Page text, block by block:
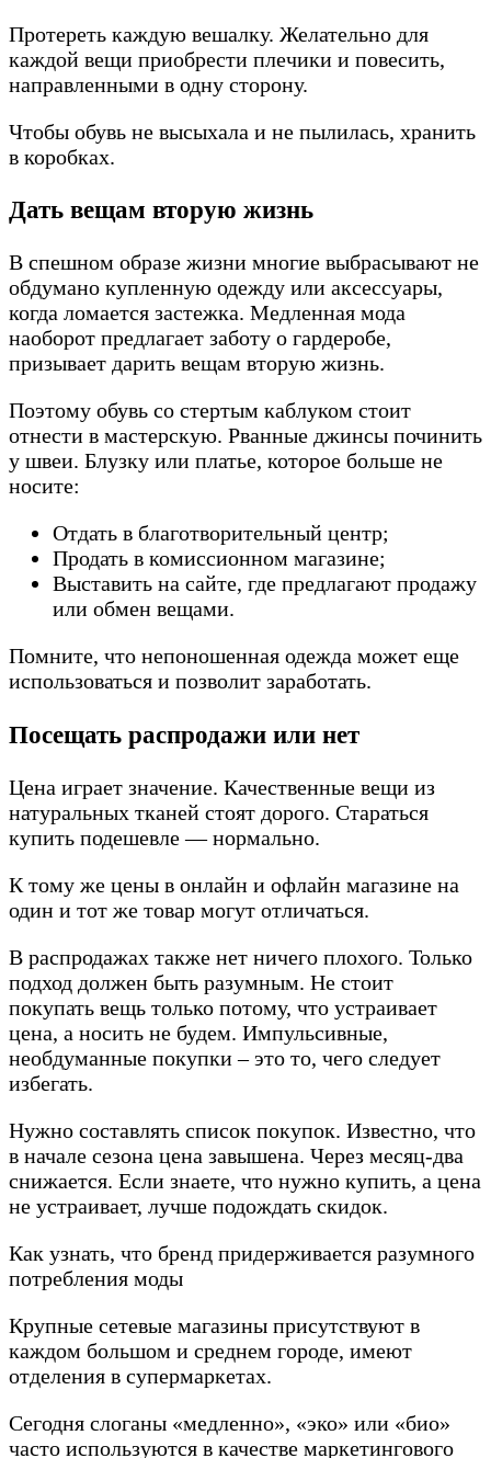
Протереть каждую вешалку. Желательно для
каждой вещи приобрести плечики и повесить,
направленными в одну сторону.
Чтобы обувь не высыхала и не пылилась, хранить
в коробках.
Дать вещам вторую жизнь
В спешном образе жизни многие выбрасывают не
обдумано купленную одежду или аксессуары,
когда ломается застежка. Медленная мода
наоборот предлагает заботу о гардеробе,
призывает дарить вещам вторую жизнь.
Поэтому обувь со стертым каблуком стоит
отнести в мастерскую. Рванные джинсы починить
у швеи. Блузку или платье, которое больше не
носите:
Отдать в благотворительный центр;
Продать в комиссионном магазине;
Выставить на сайте, где предлагают продажу
или обмен вещами.
Помните, что непоношенная одежда может еще
использоваться и позволит заработать.
Посещать распродажи или нет
Цена играет значение. Качественные вещи из
натуральных тканей стоят дорого. Стараться
купить подешевле — нормально.
К тому же цены в онлайн и офлайн магазине на
один и тот же товар могут отличаться.
В распродажах также нет ничего плохого. Только
подход должен быть разумным. Не стоит
покупать вещь только потому, что устраивает
цена, а носить не будем. Импульсивные,
необдуманные покупки – это то, чего следует
избегать.
Нужно составлять список покупок. Известно, что
в начале сезона цена завышена. Через месяц-два
снижается. Если знаете, что нужно купить, а цена
не устраивает, лучше подождать скидок.
Как узнать, что бренд придерживается разумного
потребления моды
Крупные сетевые магазины присутствуют в
каждом большом и среднем городе, имеют
отделения в супермаркетах.
Сегодня слоганы «медленно», «эко» или «био»
часто используются в качестве маркетингового